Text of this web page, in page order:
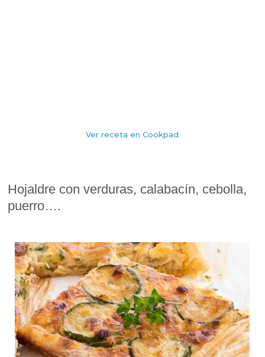
Ver receta en Cookpad
Hojaldre con verduras, calabacín, cebolla,
puerro….